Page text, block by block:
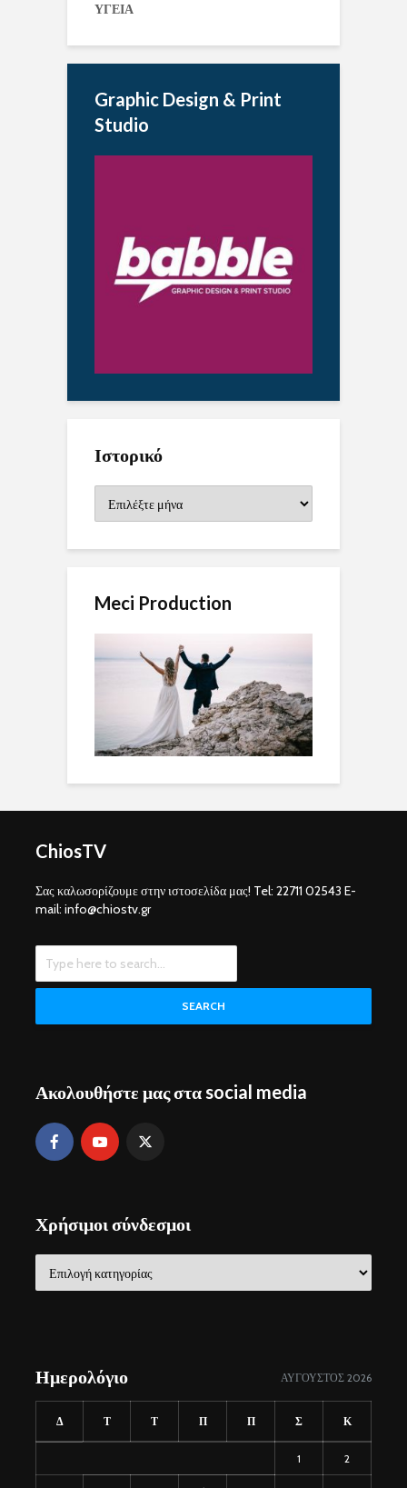
ΥΓΕΙΑ
Graphic Design & Print
Studio
Ιστορικό
Meci Production
ChiosTV
Σας καλωσορίζουμε στην ιστοσελίδα μας! Tel: 22711 02543 E-
mail: info@chiostv.gr
SEARCH
Ακολουθήστε μας στα social media
Χρήσιμοι σύνδεσμοι
σύνδεσμοι
Ημερολόγιο ΑΎΓΟΥΣΤΟΣ 2026
Δ Τ Τ Π Π Σ Κ
1 2